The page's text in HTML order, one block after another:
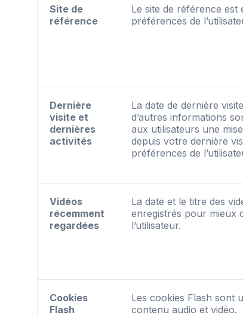
Site de
référence
Le site de référence est
préférences de
Dernière
visite et
dernières
activités
La date de dernière
d’autres informations
aux utilisateurs une
depuis votre dernière
préférences de
Vidéos
récemment
regardées
La date et le titre des
enregistrés pour mieux
l’utilisateur.
Cookies
Flash
Les cookies Flash sont
contenu audio et vidéo.